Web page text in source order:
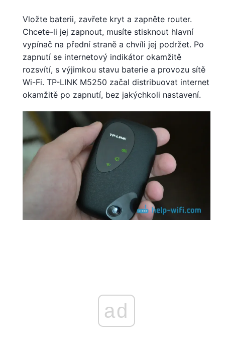
Vložte baterii, zavřete kryt a zapněte router.
Chcete-li jej zapnout, musíte stisknout hlavní
vypínač na přední straně a chvíli jej podržet. Po
zapnutí se internetový indikátor okamžitě
rozsvítí, s výjimkou stavu baterie a provozu sítě
Wi-Fi. TP-LINK M5250 začal distribuovat internet
okamžitě po zapnutí, bez jakýchkoli nastavení.
ad